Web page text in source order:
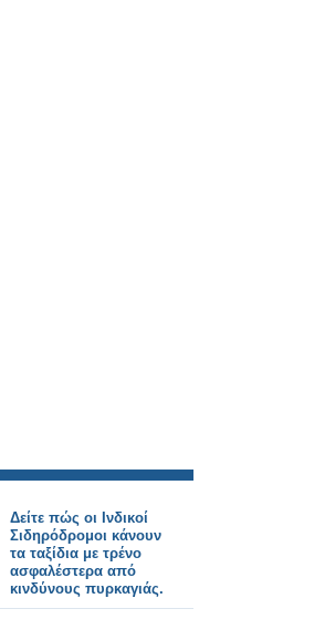
Δείτε πώς οι Ινδικοί
Σιδηρόδρομοι κάνουν
τα ταξίδια με τρένο
ασφαλέστερα από
κινδύνους πυρκαγιάς.